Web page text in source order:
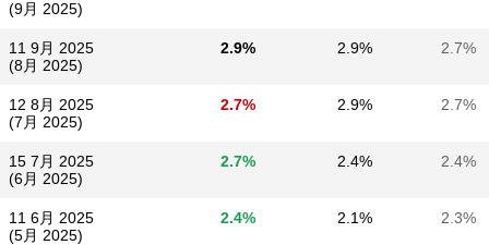
(9月 2025)
11 9月 2025
(8月 2025)
2.9% 2.9% 2.7%
12 8月 2025
(7月 2025)
2.7% 2.9% 2.7%
15 7月 2025
(6月 2025)
2.7% 2.4% 2.4%
11 6月 2025
(5月 2025)
2.4% 2.1% 2.3%